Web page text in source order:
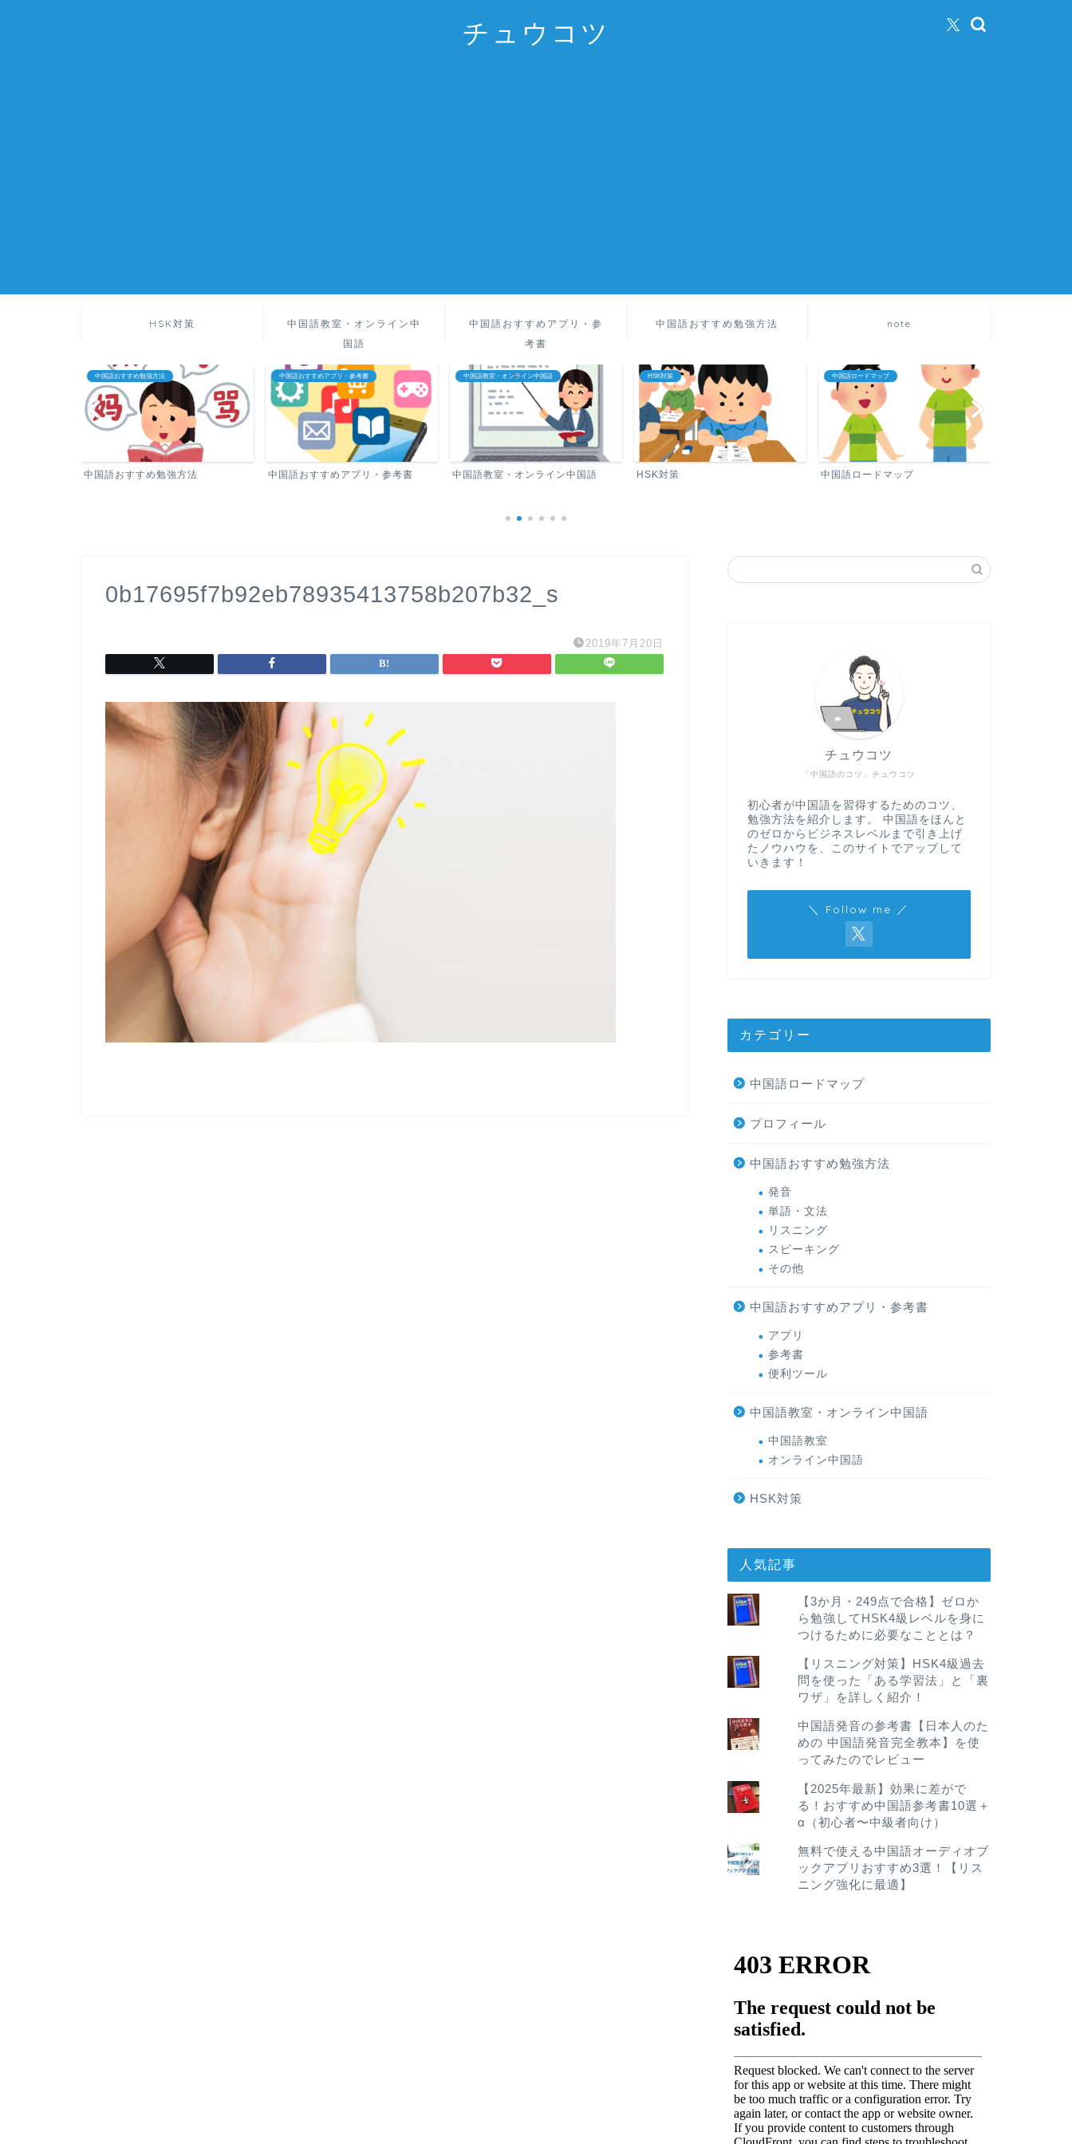
チュウコツ
HSK対策
中国語教室・オンライン中
国語
中国語おすすめアプリ・参
考書
中国語おすすめ勉強方法 note
中国語おすすめ勉強方法
中国語おすすめ勉強方法
中国語おすすめアプリ・参考書
中国語おすすめアプリ・参考書
中国語教室・オンライン中国語
中国語教室・オンライン中国語
HSK対策
HSK対策
中国語ロードマップ
中国語ロードマップ
0b17695f7b92eb78935413758b207b32_s
2019年7月20日
「中国語のコツ」チュウコツ
チュウコツ
初心者が中国語を習得するためのコツ、
勉強方法を紹介します。 中国語をほんと
のゼロからビジネスレベルまで引き上げ
たノウハウを、このサイトでアップして
いきます！
＼ Follow me ／
カテゴリー
中国語ロードマップ
プロフィール
中国語おすすめ勉強方法
発音
単語・文法
リスニング
スピーキング
その他
中国語おすすめアプリ・参考書
アプリ
参考書
便利ツール
中国語教室・オンライン中国語
中国語教室
オンライン中国語
HSK対策
人気記事
【3か月・249点で合格】ゼロか
ら勉強してHSK4級レベルを身に
つけるために必要なこととは？
【リスニング対策】HSK4級過去
問を使った「ある学習法」と「裏
ワザ」を詳しく紹介！
中国語発音の参考書【日本人のた
めの 中国語発音完全教本】を使
ってみたのでレビュー
【2025年最新】効果に差がで
る！おすすめ中国語参考書10選＋
α（初心者〜中級者向け）
無料で使える中国語オーディオブ
ックアプリおすすめ3選！【リス
ニング強化に最適】